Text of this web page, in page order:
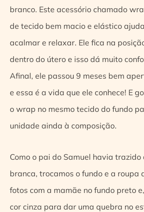
branco. Este acessório chamado
de tecido bem macio e elástico
acalmar e relaxar. Ele fica na
dentro do útero e isso dá muito
Afinal, ele passou 9 meses bem
e essa é a vida que ele conhece! E
o wrap no mesmo tecido do fundo
unidade ainda à composição.
Como o pai do Samuel havia trazido
branca, trocamos o fundo e a roupa
fotos com a mamãe no fundo preto
cor cinza para dar uma quebra no